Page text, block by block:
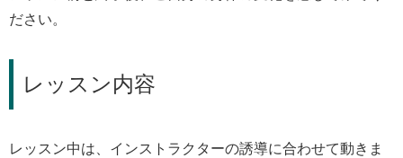
ださい。
レッスン内容
レッスン中は、インストラクターの誘導に合わせて動きま